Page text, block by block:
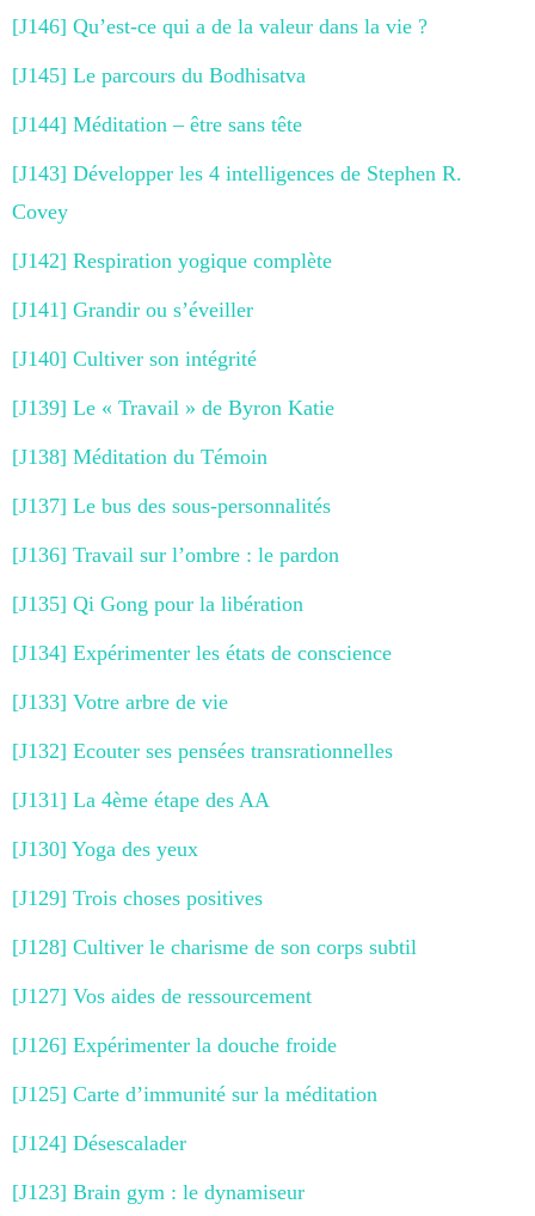
[J146] Qu’est-ce qui a de la valeur dans la vie ?
[J145] Le parcours du Bodhisatva
[J144] Méditation – être sans tête
[J143] Développer les 4 intelligences de Stephen R.
Covey
[J142] Respiration yogique complète
[J141] Grandir ou s’éveiller
[J140] Cultiver son intégrité
[J139] Le « Travail » de Byron Katie
[J138] Méditation du Témoin
[J137] Le bus des sous-personnalités
[J136] Travail sur l’ombre : le pardon
[J135] Qi Gong pour la libération
[J134] Expérimenter les états de conscience
[J133] Votre arbre de vie
[J132] Ecouter ses pensées transrationnelles
[J131] La 4ème étape des AA
[J130] Yoga des yeux
[J129] Trois choses positives
[J128] Cultiver le charisme de son corps subtil
[J127] Vos aides de ressourcement
[J126] Expérimenter la douche froide
[J125] Carte d’immunité sur la méditation
[J124] Désescalader
[J123] Brain gym : le dynamiseur